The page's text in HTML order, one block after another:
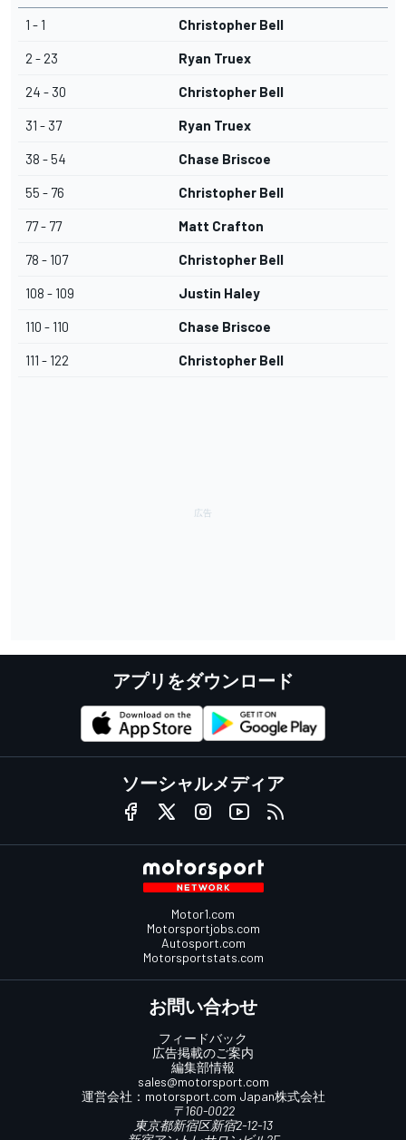
1 - 1 Christopher Bell
2 - 23 Ryan Truex
24 - 30 Christopher Bell
31 - 37 Ryan Truex
38 - 54 Chase Briscoe
55 - 76 Christopher Bell
77 - 77 Matt Crafton
78 - 107 Christopher Bell
108 - 109 Justin Haley
110 - 110 Chase Briscoe
111 - 122 Christopher Bell
アプリをダウンロード
ソーシャルメディア
Motor1.com
Motorsportjobs.com
Autosport.com
Motorsportstats.com
お問い合わせ
フィードバック
広告掲載のご案内
編集部情報
sales@motorsport.com
運営会社： motorsport.com Japan株式会社
〒160-0022
東京都新宿区新宿2-12-13